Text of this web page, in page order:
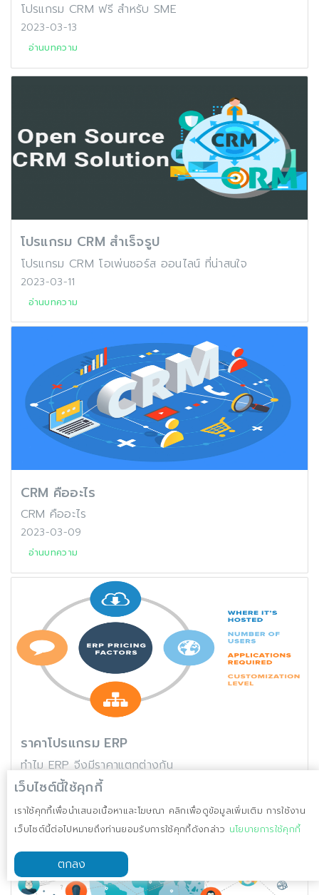
โปรแกรม CRM ฟรี สำหรับ SME
2023-03-13
อ่านบทความ
โปรแกรม CRM สำเร็จรูป
โปรแกรม CRM โอเพ่นซอร์ส ออนไลน์ ที่น่าสนใจ
2023-03-11
อ่านบทความ
CRM คืออะไร
CRM คืออะไร
2023-03-09
อ่านบทความ
ราคาโปรแกรม ERP
ทำไม ERP จีงมีราคาแตกต่างกัน
2023-03-08
อ่านบทความ
เว็บไซต์นี้ใช้คุกกี้
เราใช้คุกกี้เพื่อนำเสนอเนื้อหาและโฆษณา คลิกเพื่อดูข้อมูลเพิ่มเติม การใช้งาน
เว็บไซต์นี้ต่อไปหมายถึงท่านยอมรับการใช้คุกกี้ดังกล่าว นโยบายการใช้คุกกี้
ตกลง